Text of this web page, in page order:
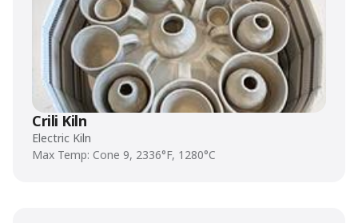
Crili Kiln
Electric Kiln
Max Temp: Cone 9, 2336°F, 1280°C